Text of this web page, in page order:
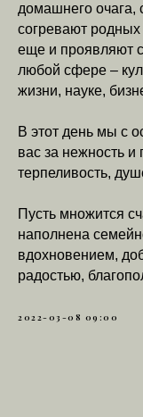
домашнего очага,
согревают
еще и проявляют
любой сфере –
жизни, науке,
В этот день мы с
вас за нежность и
терпеливость,
Пусть множится
наполнена
вдохновением,
радостью,
2022-03-08 09:00